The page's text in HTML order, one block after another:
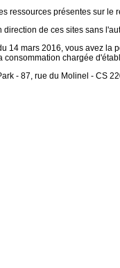
ressources présentes sur
de ces sites sans
14 mars 2016, vous avez
chargée
- 87, rue du Molinel - CS